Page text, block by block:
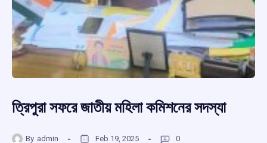
ত্রিপুরা সফরে জাতীয় মহিলা কমিশনের সদস্যা
By admin Feb 19, 2025 0